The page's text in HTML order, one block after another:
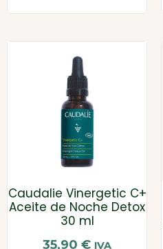
Caudalie Vinergetic C+
Aceite de Noche Detox
30 ml
35,90 € IVA